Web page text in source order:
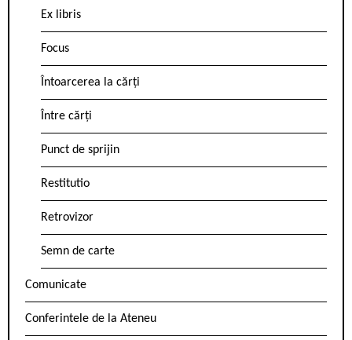
Ex libris
Focus
Întoarcerea la cărți
Între cărți
Punct de sprijin
Restitutio
Retrovizor
Semn de carte
Comunicate
Conferintele de la Ateneu